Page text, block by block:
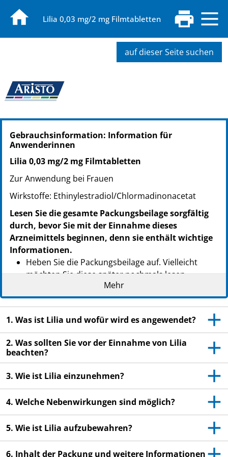
Lilia 0,03 mg/2 mg Filmtabletten
auf dieser Seite suchen
PZN: 14410799
PPN: 111441079937
PZN: 06119392
PPN: 110611939281
PZN: 06119400
PPN: 110611940075
PZN: 06119417
PPN: 110611941765
Gebrauchsinformation: Information für
Anwenderinnen
Lilia 0,03 mg/2 mg Filmtabletten
Zur Anwendung bei Frauen
Wirkstoffe: Ethinylestradiol/Chlormadinonacetat
Lesen Sie die gesamte Packungsbeilage sorgfältig
durch, bevor Sie mit der Einnahme dieses
Arzneimittels beginnen, denn sie enthält wichtige
Informationen.
Heben Sie die Packungsbeilage auf. Vielleicht
möchten Sie diese später nochmals lesen.
Wenn Sie weitere Fragen haben, wenden Sie sich
an Ihren Arzt oder Apotheker.
Dieses Arzneimittel wurde Ihnen persönlich
verschrieben. Geben Sie es nicht an Dritte weiter.
Es kann anderen Menschen schaden.
Wenn Sie Nebenwirkungen bemerken, wenden Sie
sich an Ihren Arzt oder Apotheker. Dies gilt auch
für Nebenwirkungen, die nicht in dieser
Packungsbeilage angegeben sind. Siehe Abschnitt
4.
Wichtige Informationen über kombinierte
Mehr
1. Was ist Lilia und wofür wird es angewendet?
2. Was sollten Sie vor der Einnahme von Lilia
beachten?
3. Wie ist Lilia einzunehmen?
4. Welche Nebenwirkungen sind möglich?
5. Wie ist Lilia aufzubewahren?
6. Inhalt der Packung und weitere Informationen